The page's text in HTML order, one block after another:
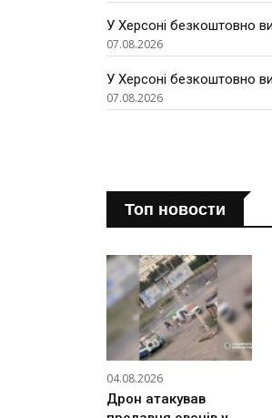
У Херсоні безкоштовно
07.08.2026
У Херсоні безкоштовно
07.08.2026
Топ новости
04.08.2026
Дрон атакував